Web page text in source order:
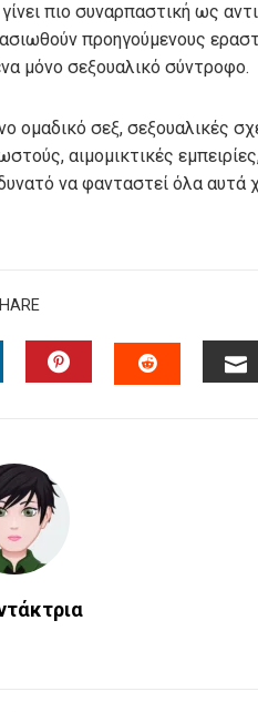
πιο συναρπαστική ως
προηγούμενους
μόνο σεξουαλικό σύντροφο.
ομαδικό σεξ, σεξουαλικές
αιμομικτικές
να φανταστεί όλα αυτά